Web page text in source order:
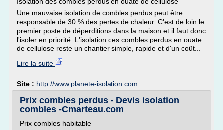
Une mauvaise isolation de combles perdus peut être
responsable de 30 % des pertes de chaleur. C'est de loin le
premier poste de déperditions dans la maison et il faut donc
l'isoler en priorité. L'isolation des combles perdus en ouate
de cellulose reste un chantier simple, rapide et d'un coût...
Lire la suite
Site : http://www.planete-isolation.com
Prix combles perdus - Devis isolation
combles -Cmarteau.com
Prix combles habitable